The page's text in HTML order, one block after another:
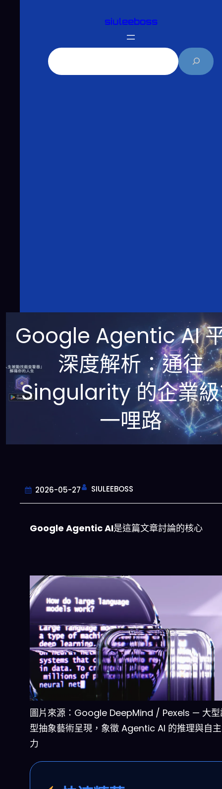
siuleeboss
Google Agentic AI
深度解析：通往
Singularity 的企業
一哩路
2026-05-27 SIULEEBOSS
Google Agentic AI是這篇文章討論的核心
圖片來源：Google DeepMind / Pexels — 大型
型抽象藝術呈現，象徵 Agentic AI 的推理與自
力